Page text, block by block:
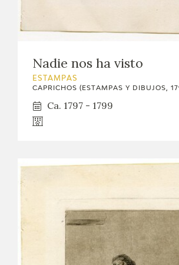
Nadie nos ha visto
ESTAMPAS
CAPRICHOS (ESTAMPAS Y DIBUJOS,
Ca. 1797 - 1799